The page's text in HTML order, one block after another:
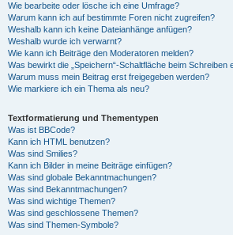
Wie bearbeite oder lösche ich eine Umfrage?
Warum kann ich auf bestimmte Foren nicht zugreifen?
Weshalb kann ich keine Dateianhänge anfügen?
Weshalb wurde ich verwarnt?
Wie kann ich Beiträge den Moderatoren melden?
Was bewirkt die „Speichern“-Schaltfläche beim Schreiben
Warum muss mein Beitrag erst freigegeben werden?
Wie markiere ich ein Thema als neu?
Textformatierung und Thementypen
Was ist BBCode?
Kann ich HTML benutzen?
Was sind Smilies?
Kann ich Bilder in meine Beiträge einfügen?
Was sind globale Bekanntmachungen?
Was sind Bekanntmachungen?
Was sind wichtige Themen?
Was sind geschlossene Themen?
Was sind Themen-Symbole?